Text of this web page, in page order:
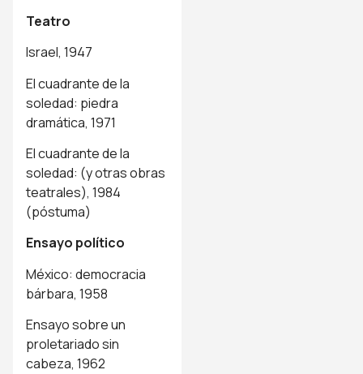
Teatro
Israel, 1947
El cuadrante de la
soledad: piedra
dramática, 1971
El cuadrante de la
soledad: (y otras obras
teatrales), 1984
(póstuma)
Ensayo político
México: democracia
bárbara, 1958
Ensayo sobre un
proletariado sin
cabeza, 1962